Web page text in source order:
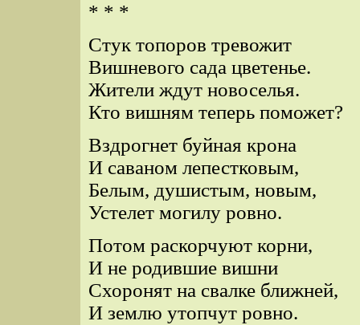
* * *
Стук топоров тревожит
Вишневого сада цветенье.
Жители ждут новоселья.
Кто вишням теперь поможет?
Вздрогнет буйная крона
И саваном лепестковым,
Белым, душистым, новым,
Устелет могилу ровно.
Потом раскорчуют корни,
И не родившие вишни
Схоронят на свалке ближней,
И землю утопчут ровно.